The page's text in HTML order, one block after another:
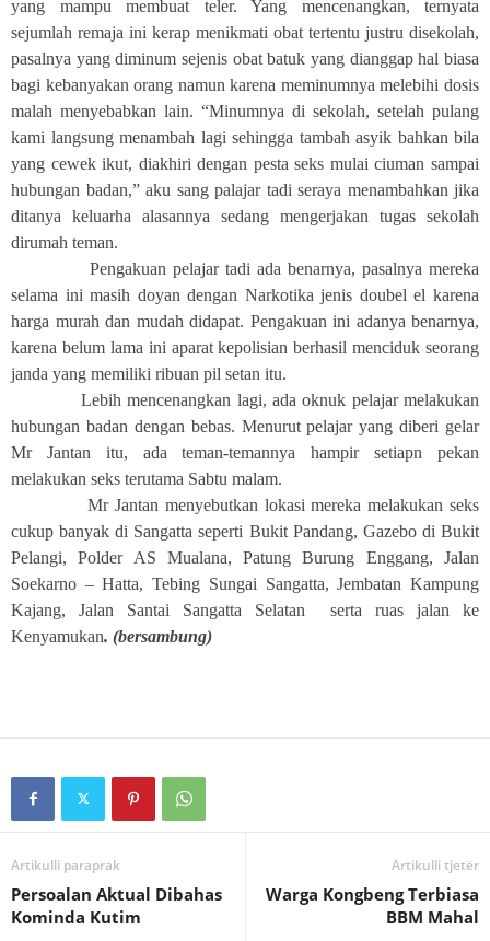
yang mampu membuat teler. Yang mencenangkan, ternyata
sejumlah remaja ini kerap menikmati obat tertentu justru disekolah,
pasalnya yang diminum sejenis obat batuk yang dianggap hal biasa
bagi kebanyakan orang namun karena meminumnya melebihi dosis
malah menyebabkan lain. “Minumnya di sekolah, setelah pulang
kami langsung menambah lagi sehingga tambah asyik bahkan bila
yang cewek ikut, diakhiri dengan pesta seks mulai ciuman sampai
hubungan badan,” aku sang palajar tadi seraya menambahkan jika
ditanya keluarha alasannya sedang mengerjakan tugas sekolah
dirumah teman.
Pengakuan pelajar tadi ada benarnya, pasalnya mereka
selama ini masih doyan dengan Narkotika jenis doubel el karena
harga murah dan mudah didapat. Pengakuan ini adanya benarnya,
karena belum lama ini aparat kepolisian berhasil menciduk seorang
janda yang memiliki ribuan pil setan itu.
Lebih mencenangkan lagi, ada oknuk pelajar melakukan
hubungan badan dengan bebas. Menurut pelajar yang diberi gelar
Mr Jantan itu, ada teman-temannya hampir setiapn pekan
melakukan seks terutama Sabtu malam.
Mr Jantan menyebutkan lokasi mereka melakukan seks
cukup banyak di Sangatta seperti Bukit Pandang, Gazebo di Bukit
Pelangi, Polder AS Mualana, Patung Burung Enggang, Jalan
Soekarno – Hatta, Tebing Sungai Sangatta, Jembatan Kampung
Kajang, Jalan Santai Sangatta Selatan serta ruas jalan ke
Kenyamukan. (bersambung)
Artikulli paraprak
Persoalan Aktual Dibahas
Kominda Kutim
Artikulli tjetër
Warga Kongbeng Terbiasa
BBM Mahal